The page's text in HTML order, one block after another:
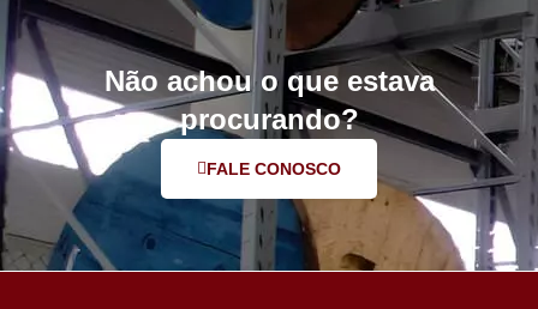
Não achou o que estava
procurando?
FALE CONOSCO